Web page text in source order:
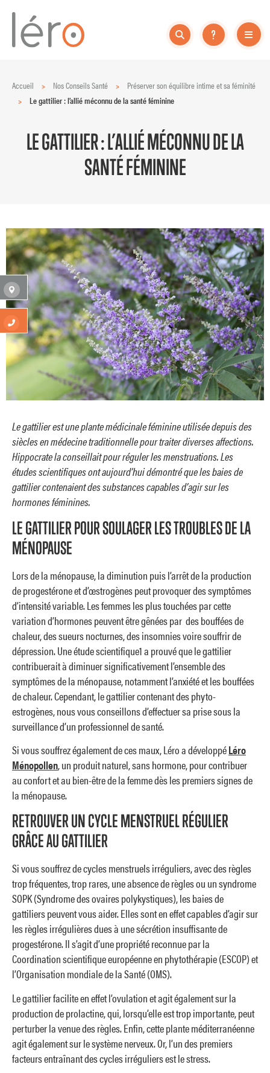
Accueil > Nos Conseils Santé >
Préserver son équilibre intime et sa féminité
>
Le gattilier : l’allié méconnu de la santé féminine
LE GATTILIER : L’ALLIÉ MÉCONNU DE LA
SANTÉ FÉMININE
Le gattilier est une plante médicinale féminine utilisée depuis des
siècles en médecine traditionnelle pour traiter diverses affections.
Hippocrate la conseillait pour réguler les menstruations. Les
études scientifiques ont aujourd’hui démontré que les baies de
gattilier contenaient des substances capables d’agir sur les
hormones féminines.
LE GATTILIER POUR SOULAGER LES TROUBLES DE LA
MÉNOPAUSE
Lors de la ménopause, la diminution puis l’arrêt de la production
de progestérone et d’œstrogènes peut provoquer des symptômes
d’intensité variable. Les femmes les plus touchées par cette
variation d’hormones peuvent être gênées par des bouffées de
chaleur, des sueurs nocturnes, des insomnies voire souffrir de
dépression. Une étude scientifique1 a prouvé que le gattilier
contribuerait à diminuer significativement l’ensemble des
symptômes de la ménopause, notamment l’anxiété et les bouffées
de chaleur. Cependant, le gattilier contenant des phyto-
estrogènes, nous vous conseillons d’effectuer sa prise sous la
surveillance d’un professionnel de santé.
Si vous souffrez également de ces maux, Léro a développéLéro
Ménopollen, un produit naturel, sans hormone, pour contribuer
au confort et au bien-être de la femme dès les premiers signes de
la ménopause.
RETROUVER UN CYCLE MENSTRUEL RÉGULIER
GRÂCE AU GATTILIER
Si vous souffrez de cycles menstruels irréguliers, avec des règles
trop fréquentes, trop rares, une absence de règles ou un syndrome
SOPK (Syndrome des ovaires polykystiques), les baies de
gattiliers peuvent vous aider. Elles sont en effet capables d’agir sur
les règles irrégulières dues à une sécrétion insuffisante de
progestérone. Il s’agit d’une propriété reconnue par la
Coordination scientifique européenne en phytothérapie (ESCOP) et
l’Organisation mondiale de la Santé (OMS).
Le gattilier facilite en effet l’ovulation et agit également sur la
production de prolactine, qui, lorsqu’elle est trop importante, peut
perturber la venue des règles. Enfin, cette plante méditerranéenne
agit également sur le système nerveux. Or, l’un des premiers
facteurs entraînant des cycles irréguliers est le stress.